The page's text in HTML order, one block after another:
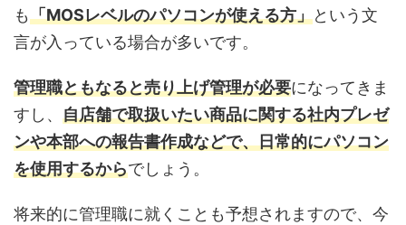
も「MOSレベルのパソコンが使える方」という文
言が入っている場合が多いです。
管理職ともなると売り上げ管理が必要になってきま
すし、 自店舗で取扱いたい商品に関する社内プレゼ
ンや本部への報告書作成などで、日常的にパソコン
を使用するからでしょう。
将来的に管理職に就くことも予想されますので、今